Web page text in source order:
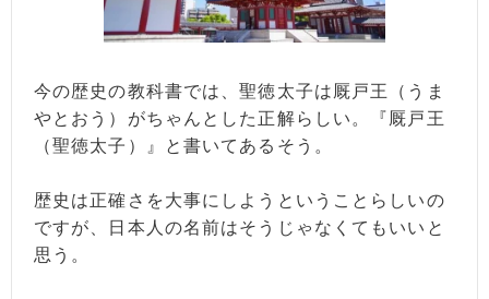
今の歴史の教科書では、聖徳太子は厩戸王（うま
やとおう）がちゃんとした正解らしい。『厩戸王
（聖徳太子）』と書いてあるそう。
歴史は正確さを大事にしようということらしいの
ですが、日本人の名前はそうじゃなくてもいいと
思う。